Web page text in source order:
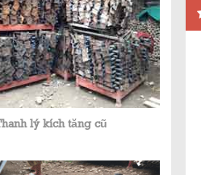
lý kích tăng cũ